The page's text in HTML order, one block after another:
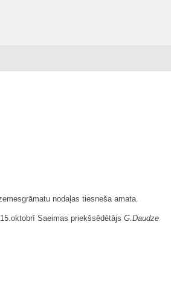
nodaļas tiesneša amata.
Saeimas priekšsēdētājs G.Daudze